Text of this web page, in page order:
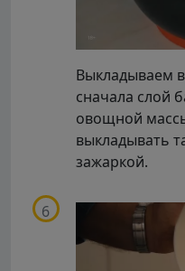
Выкладываем
сначала слой
овощной
выкладывать
зажаркой.